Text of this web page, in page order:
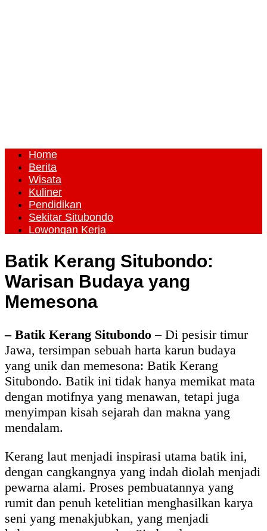
Home
Berita
Wisata
Kuliner
Pendidikan
Sekitar Situbondo
Lowongan Kerja
Batik Kerang Situbondo:
Warisan Budaya yang
Memesona
– Batik Kerang Situbondo – Di pesisir timur
Jawa, tersimpan sebuah harta karun budaya
yang unik dan memesona: Batik Kerang
Situbondo. Batik ini tidak hanya memikat mata
dengan motifnya yang menawan, tetapi juga
menyimpan kisah sejarah dan makna yang
mendalam.
Kerang laut menjadi inspirasi utama batik ini,
dengan cangkangnya yang indah diolah menjadi
pewarna alami. Proses pembuatannya yang
rumit dan penuh ketelitian menghasilkan karya
seni yang menakjubkan, yang menjadi